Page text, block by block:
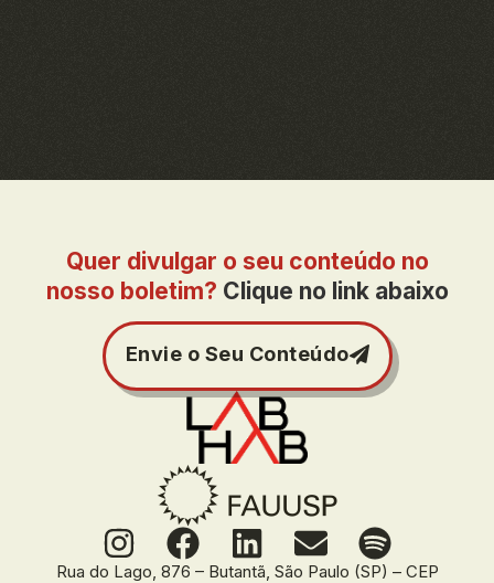
Rua do Lago, 876 – Butantã, São Paulo (SP) – CEP
Quer divulgar o seu conteúdo no
nosso boletim? Clique no link abaixo
Envie o Seu Conteúdo